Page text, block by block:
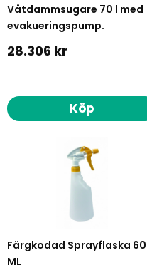
Våtdammsugare 70 l med
evakueringspump.
28.306 kr
Köp
Färgkodad Sprayflaska
ML